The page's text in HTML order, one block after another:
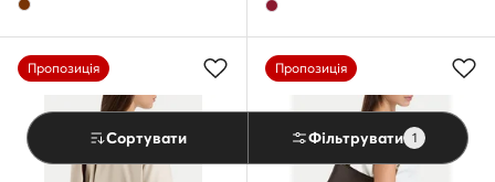
Сортувати Фільтрувати 1
Пропозиція Пропозиція